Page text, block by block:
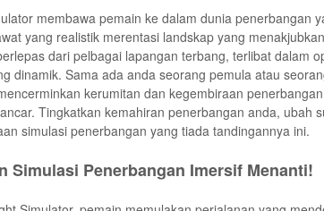
membawa pemain ke dalam dunia penerbangan
yang realistik merentasi landskap yang
dari pelbagai lapangan terbang, terlibat dalam
dinamik. Sama ada anda seorang pemula atau
kerumitan dan kegembiraan
Tingkatkan kemahiran penerbangan anda, ubah
simulasi penerbangan yang tiada tandingannya ini.
Simulasi Penerbangan Imersif Menanti!